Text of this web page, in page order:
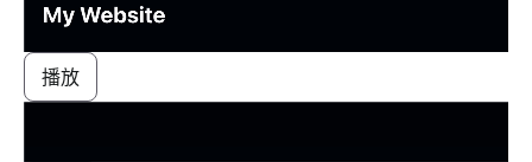
播放